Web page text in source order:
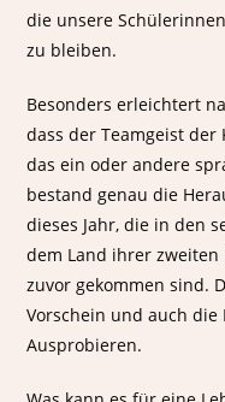
die unsere
zu bleiben.
Besonders erleichtert
dass der Teamgeist
das ein oder andere
bestand genau die
dieses Jahr, die in den
dem Land ihrer
zuvor gekommen sind.
Vorschein und auch die
Ausprobieren.